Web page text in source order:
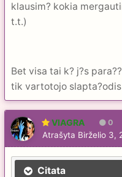
klausim? kokia
t.t.)
Bet visa tai k? j?s
tik vartotojo slapta?odis
VIAGRA 0
Atrašyta Birželio 3,
Citata